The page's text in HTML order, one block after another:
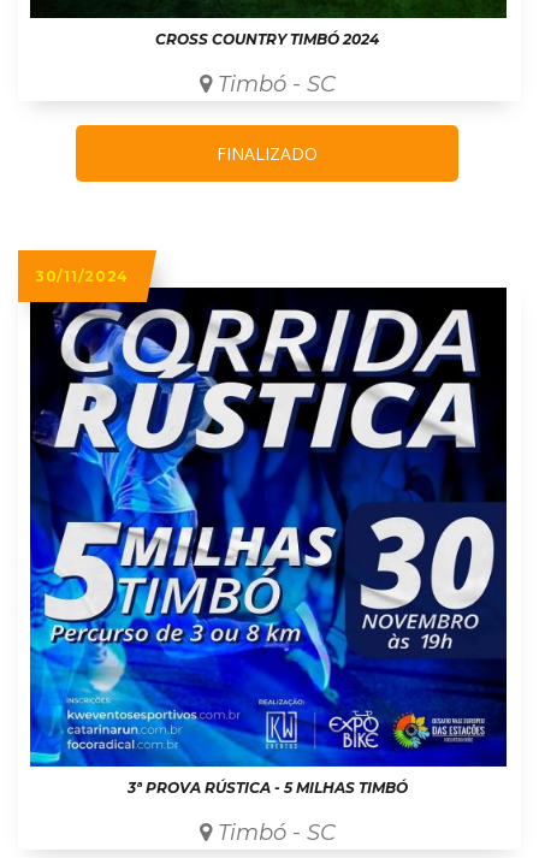
CROSS COUNTRY TIMBÓ 2024
Timbó - SC
FINALIZADO
30/11/2024
3ª PROVA RÚSTICA - 5 MILHAS TIMBÓ
Timbó - SC